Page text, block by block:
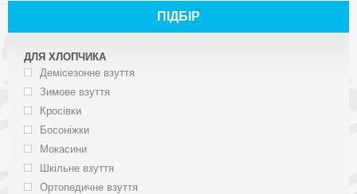
ПІДБІР
ДЛЯ ХЛОПЧИКА
Демісезонне взуття
Зимове взуття
Кросівки
Босоніжки
Мокасини
Шкільне взуття
Ортопедичне взуття